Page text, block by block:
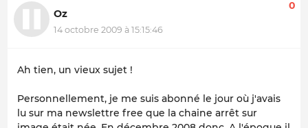
Oz
14 octobre 2009 à 15:15:46
0
Ah tien, un vieux sujet !
Personnellement, je me suis abonné le jour où j'avais
lu sur ma newslettre free que la chaine arrêt sur